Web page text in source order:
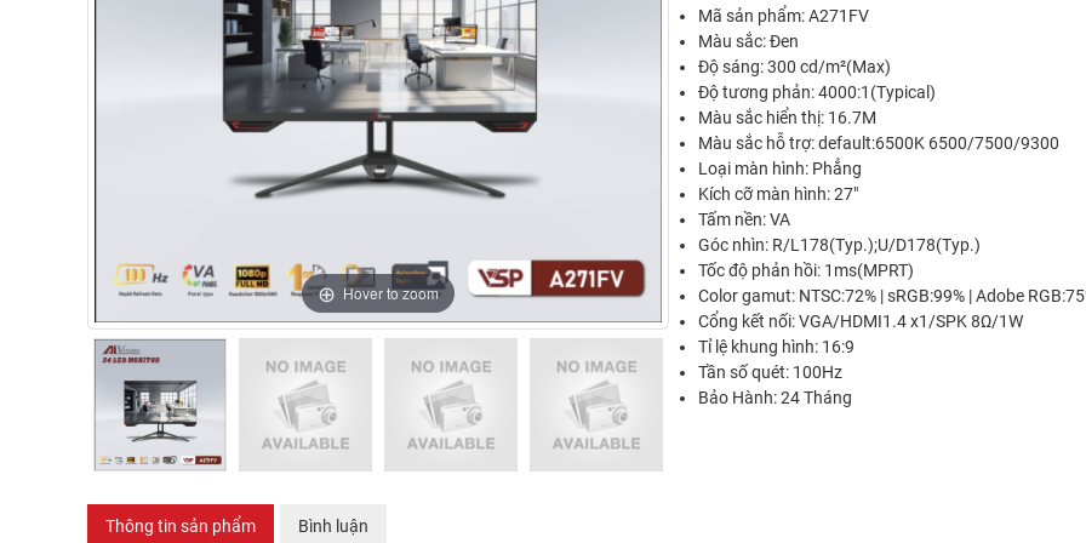
Hover to zoom
Mã sản phẩm: A271FV
Màu sắc: Đen
Độ sáng: 300 cd/m²(Max)
Độ tương phản: 4000:1(Typical)
Màu sắc hiển thị: 16.7M
Màu sắc hỗ trợ: default:6500K 6500/7500/9300
Loại màn hình: Phẳng
Kích cỡ màn hình: 27"
Tấm nền: VA
Góc nhìn: R/L178(Typ.);U/D178(Typ.)
Tốc độ phản hồi: 1ms(MPRT)
Color gamut: NTSC:72% | sRGB:99% | Adobe
Cổng kết nối: VGA/HDMI1.4 x1/SPK 8Ω/1W
Tỉ lệ khung hình: 16:9
Tần số quét: 100Hz
Bảo Hành: 24 Tháng
Thông tin sản phẩm Bình luận